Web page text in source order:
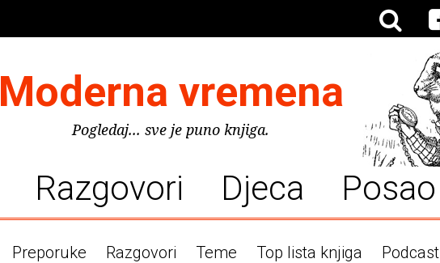
Moderna vremena
Pogledaj... sve je puno knjiga.
Razgovori Djeca Posao
Preporuke Razgovori Teme Top lista knjiga Podcast